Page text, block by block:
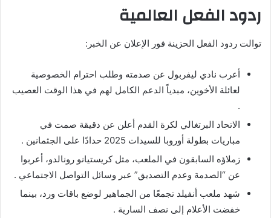
ردود الفعل العالمية
توالت ردود الفعل الحزينة فور الإعلان عن الخبر:
أعرب نادي ليفربول عن صدمته وطلب احترام الخصوصية
لعائلة الأخوين، مبدياً الدعم الكامل لهم في هذا الوقت العصيب
.
الاتحاد البرتغالي لكرة القدم أعلن عن دقيقة صمت في
مباريات بطولة أوروبا للسيدات 2025 حدادًا على الجثمانين .
زملاؤه السابقون في الملعب، مثل كريستيانو رونالدو، أعربوا
عن “الصدمة وعدم التصديق” عبر وسائل التواصل الاجتماعي .
شهد ملعب أنفيلد تجمعًا من الجماهير لوضع باقات ورد، بينما
خفضت الأعلام إلى نصف السارية .